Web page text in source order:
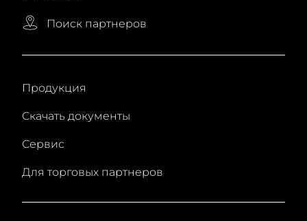
Поиск партнеров
Продукция
Скачать документы
Сервис
Для торговых партнеров